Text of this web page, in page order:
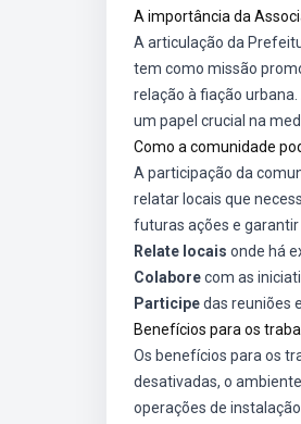
A importância da
A articulação da
tem como missão
relação à fiação
um papel crucial na
Como a comunidade
A participação da
relatar locais que
futuras ações e garantir
Relate locais onde há
Colaborecom as
Participedas reuniões
Benefícios para os
Os benefícios para os
desativadas, o
operações de